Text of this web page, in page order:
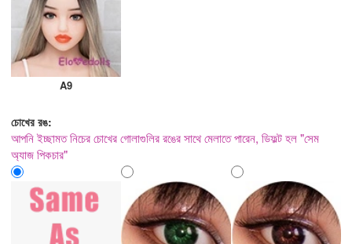
A9
চোখের রঙ:
আপনি ইচ্ছামত নিচের চোখের গোলাগুলির রঙের সাথে মেলাতে পারেন, ডিফল্ট হল "সেম
অ্যাজ পিকচার"